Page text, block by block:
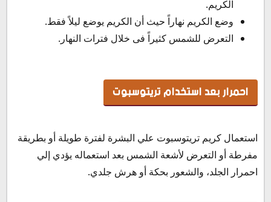
الكريم.
وضع الكريم نهاراً حيث أن الكريم يوضع ليلاً فقط.
التعرض للشمس كثيراً فى خلال فترات النهار.
احمرار بعد استخدام تريتوسبوت
استعمال كريم تريتوسبوت علي البشرة لفترة طويلة أو بطريقة
مفرطة أو التعرض لأشعة الشمس بعد استعماله يؤدي إلي
احمرار الجلد، والشعور بحكة أو هرش جلدي.